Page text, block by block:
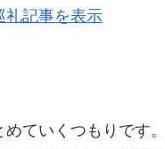
礼記事を表示
ていくつもりです